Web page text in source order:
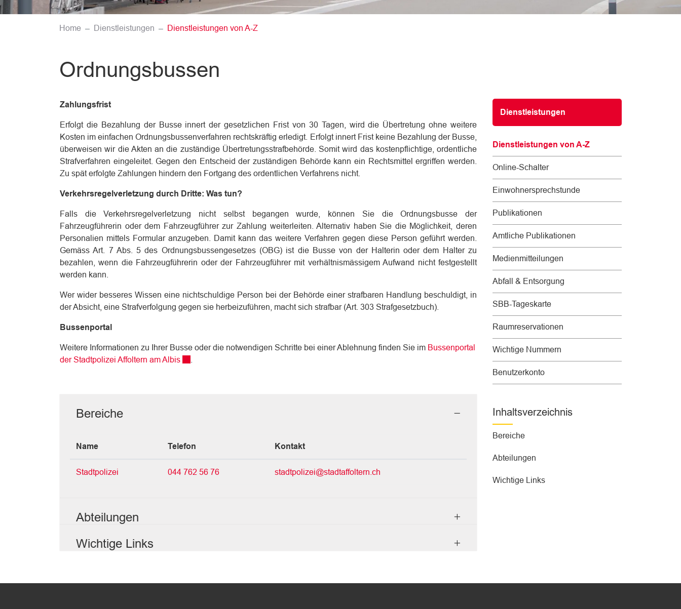
Home Dienstleistungen Dienstleistungen von A-Z(ausgewählt)
Ordnungsbussen
Subnavigation
Dienstleistungen
Dienstleistungen von A-Z
u
g
e
w
ä
h
l
t
)
Online-Schalter
Einwohnersprechstunde
Publikationen
Amtliche Publikationen
Medienmitteilungen
Abfall & Entsorgung
SBB-Tageskarte
Raumreservationen
Wichtige Nummern
Benutzerkonto
Inhaltsverzeichnis
Bereiche
Abteilungen
Wichtige Links
Zahlungsfrist
Erfolgt die Bezahlung der Busse innert der gesetzlichen Frist von 30 Tagen, wird die Übertretung ohne weitere
Kosten im einfachen Ordnungsbussenverfahren rechtskräftig erledigt. Erfolgt innert Frist keine Bezahlung der Busse,
überweisen wir die Akten an die zuständige Übertretungsstrafbehörde. Somit wird das kostenpflichtige, ordentliche
Strafverfahren eingeleitet. Gegen den Entscheid der zuständigen Behörde kann ein Rechtsmittel ergriffen werden.
Zu spät erfolgte Zahlungen hindern den Fortgang des ordentlichen Verfahrens nicht.
Verkehrsregelverletzung durch Dritte: Was tun?
Falls die Verkehrsregelverletzung nicht selbst begangen wurde, können Sie die Ordnungsbusse der
Fahrzeugführerin oder dem Fahrzeugführer zur Zahlung weiterleiten. Alternativ haben Sie die Möglichkeit, deren
Personalien mittels Formular anzugeben. Damit kann das weitere Verfahren gegen diese Person geführt werden.
Gemäss Art. 7 Abs. 5 des Ordnungsbussengesetzes (OBG) ist die Busse von der Halterin oder dem Halter zu
bezahlen, wenn die Fahrzeugführerin oder der Fahrzeugführer mit verhältnismässigem Aufwand nicht festgestellt
werden kann.
Wer wider besseres Wissen eine nichtschuldige Person bei der Behörde einer strafbaren Handlung beschuldigt, in
der Absicht, eine Strafverfolgung gegen sie herbeizuführen, macht sich strafbar (Art. 303 Strafgesetzbuch).
Bussenportal
Weitere Informationen zu Ihrer Busse oder die notwendigen Schritte bei einer Ablehnung finden Sie im Bussenportal
der Stadtpolizei Affoltern am AlbisExterner Link wird in einem neuen Fenster geöffnet.
Bereiche
Name Telefon Kontakt
Stadtpolizei 044 762 56 76 stadtpolizei@stadtaffoltern.ch
Abteilungen
Wichtige Links